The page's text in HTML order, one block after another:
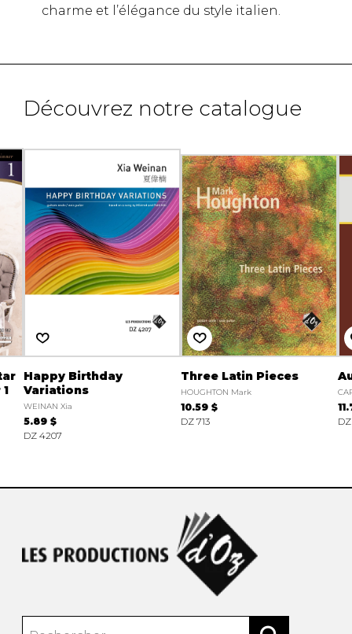
charme et l’élégance du style italien.
Découvrez notre catalogue
Happy Birthday
Variations
WEINAN Xia
5.89 $
DZ 4207
Three Latin Pieces
HOUGHTON Mark
10.59 $
DZ 713